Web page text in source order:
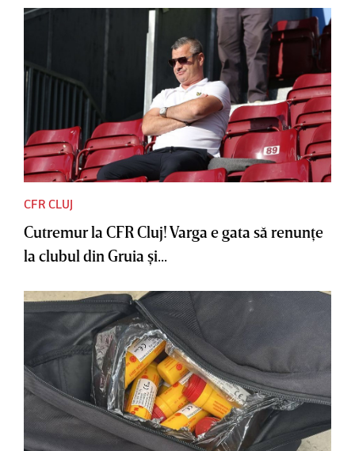
CFR CLUJ
Cutremur la CFR Cluj! Varga e gata să renunţe
la clubul din Gruia şi...